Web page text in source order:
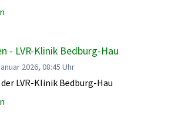
- LVR-Klinik Bedburg-Hau
2026, 08:45 Uhr
LVR-Klinik Bedburg-Hau